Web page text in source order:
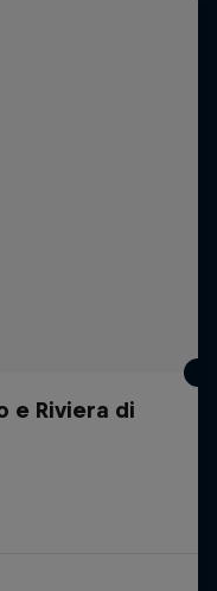
e Riviera di